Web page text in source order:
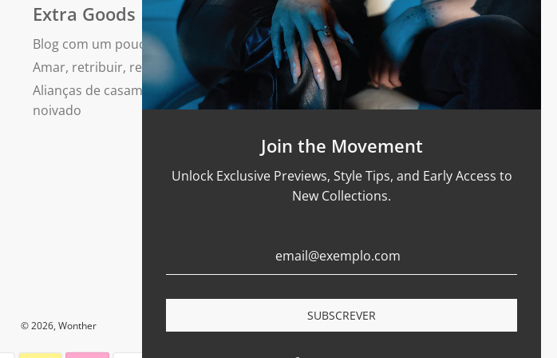
Extra Goods
Blog com um pouco de brilho extra
Amar, retribuir, repetir
Alianças de casamento e anéis de
noivado
Apoio
Guia de Tamanhos
Materiais & Cuidados
Termos de serviço
Política de Reembolso
Shipping and Sales Policy
Certification
Privacy Policy
© 2026, Wonther
Join the Movement
Unlock Exclusive Previews, Style Tips, and Early Access to
New Collections.